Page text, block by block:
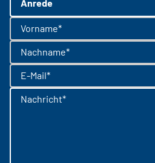
Anrede
Vorname*
Nachname*
E-Mail*
Nachricht*